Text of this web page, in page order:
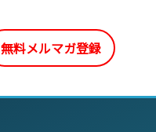
無料メルマガ登録